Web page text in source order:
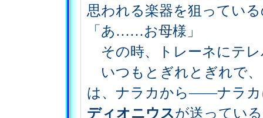
思われる楽器を狙ってい
「あ……お母様」
その時、トレーネにテ
いつもとぎれとぎれで
は、ナラカから――ナラカ
ディオニウスが送ってい